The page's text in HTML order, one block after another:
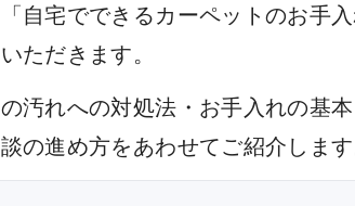
自宅でできるカーペットのお手
ただきます。
汚れへの対処法・お手入れの基
の進め方をあわせてご紹介します